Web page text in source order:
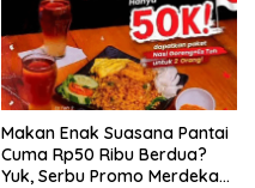
Makan Enak Suasana Pantai
Cuma Rp50 Ribu Berdua?
Yuk, Serbu Promo Merdeka